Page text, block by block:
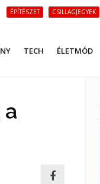
ÉPÍTÉSZET CSILLAGJEGYEK
TECH ÉLETMÓD